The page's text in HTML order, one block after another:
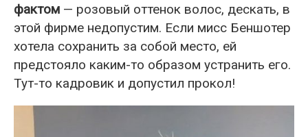
фактом — розовый оттенок волос, дескать, в
этой фирме недопустим. Если мисс Беншотер
хотела сохранить за собой место, ей
предстояло каким-то образом устранить его.
Тут-то кадровик и допустил прокол!